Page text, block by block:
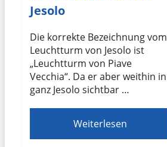
Jesolo
Die korrekte Bezeichnung vom
Leuchtturm von Jesolo ist
„Leuchtturm von Piave
Vecchia“. Da er aber weithin in
ganz Jesolo sichtbar …
Weiterlesen